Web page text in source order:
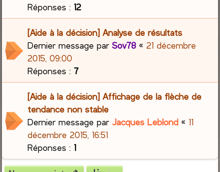
Réponses :12
[Aide à la décision] Analyse de résultats
Dernier message parSov78 «21 décembre
2015, 09:00
Réponses : 7
[Aide à la décision] Affichage de la flèche de
tendance non stable
Dernier message parJacques Leblond « 11
décembre 2015, 16:51
Réponses :1